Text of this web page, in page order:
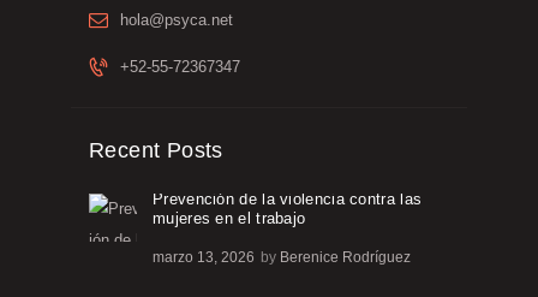
hola@psyca.net
+52-55-72367347
Recent Posts
Prevención de la violencia contra las
mujeres en el trabajo
marzo 13, 2026 by Berenice Rodríguez